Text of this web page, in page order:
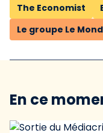
The Economist
Le groupe Le
En ce